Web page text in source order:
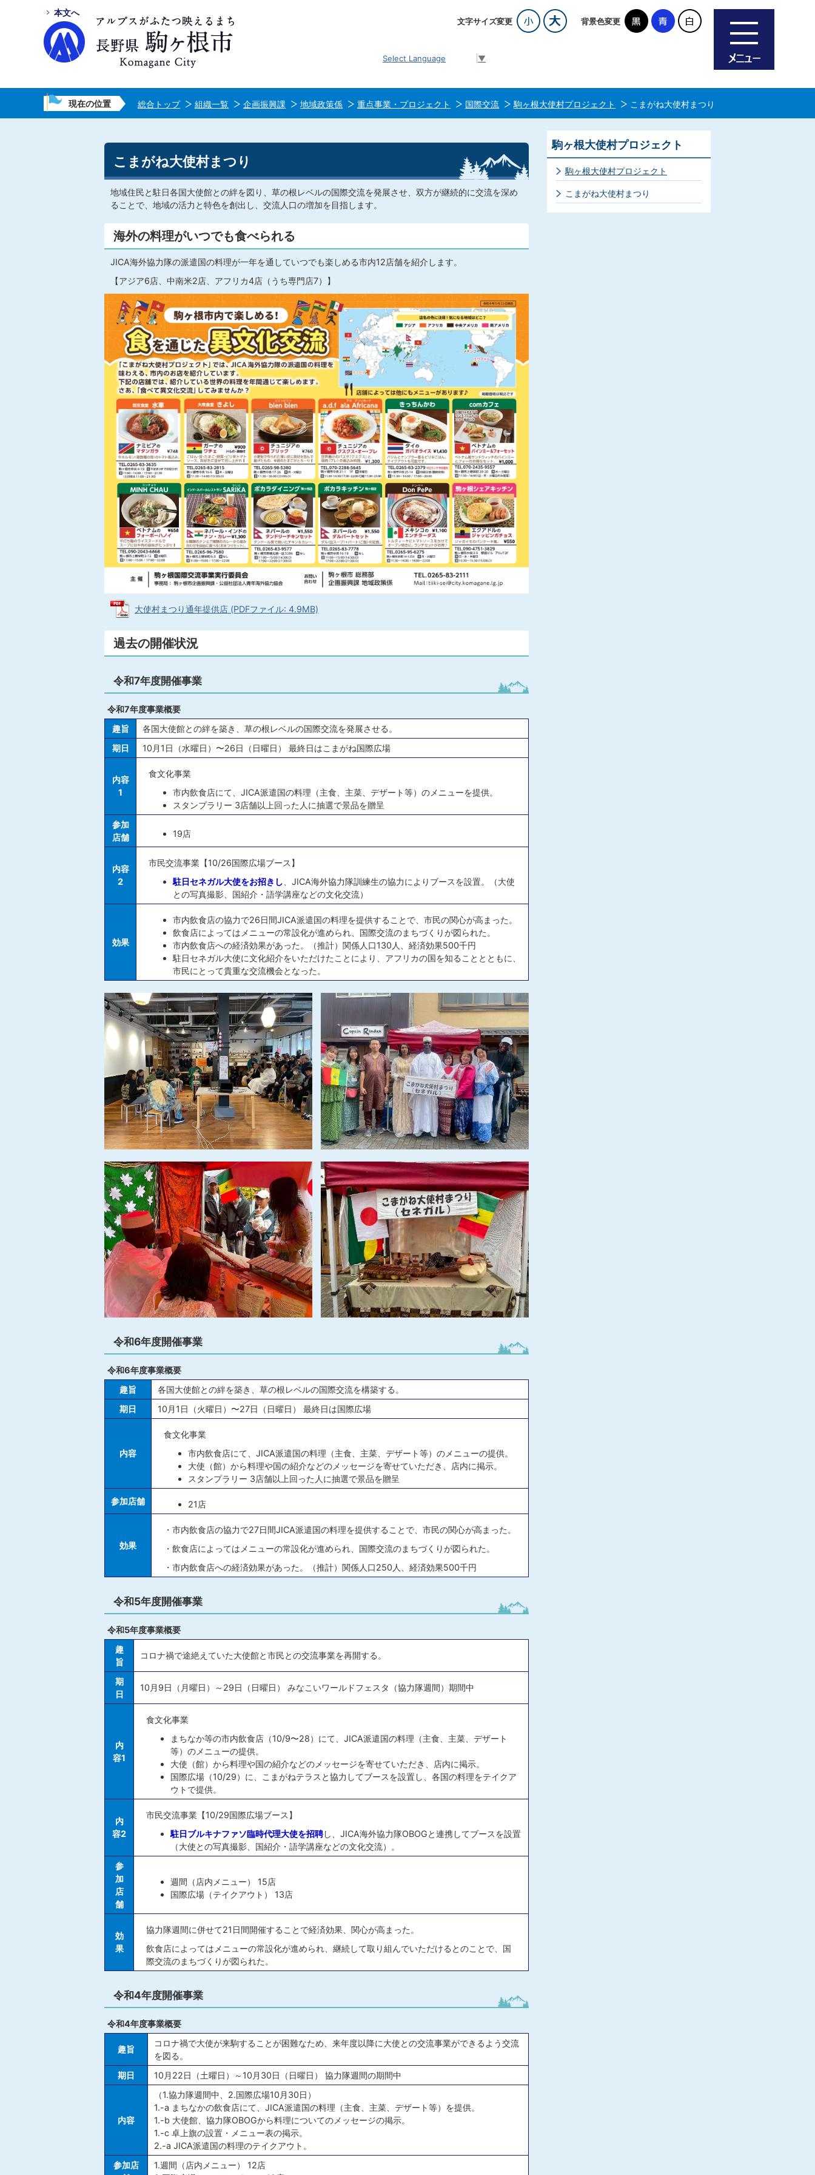
本文へ
文字サイズ変更 背景色変更
Select Language ▼
現在の位置 総合トップ 組織一覧 企画振興課 地域政策係 重点事業・プロジェクト 国際交流 駒ヶ根大使村プロジェクト こまがね大使村まつり
こまがね大使村まつり
地域住民と駐日各国大使館との絆を図り、草の根レベルの国際交流を発展させ、双方が継続的に交流を深め
ることで、地域の活力と特色を創出し、交流人口の増加を目指します。
海外の料理がいつでも食べられる
JICA海外協力隊の派遣国の料理が一年を通していつでも楽しめる市内12店舗を紹介します。
【アジア6店、中南米2店、アフリカ4店（うち専門店7）】
大使村まつり通年提供店 (PDFファイル: 4.9MB)
過去の開催状況
令和7年度開催事業
令和7年度事業概要
趣旨
各国大使館との絆を築き、草の根レベルの国際交流を発展させる。
期日
10月1日（水曜日）〜26日（日曜日） 最終日はこまがね国際広場
内容
1
食文化事業
市内飲食店にて、JICA派遣国の料理（主食、主菜、デザート等）のメニューを提供。
スタンプラリー 3店舗以上回った人に抽選で景品を贈呈
参加
店舗
19店
内容
2
市民交流事業【10/26国際広場ブース】
駐日セネガル大使をお招きし、JICA海外協力隊訓練生の協力によりブースを設置。（大使
との写真撮影、国紹介・語学講座などの文化交流）
効果
市内飲食店の協力で26日間JICA派遣国の料理を提供することで、市民の関心が高まった。
飲食店によってはメニューの常設化が進められ、国際交流のまちづくりが図られた。
市内飲食店への経済効果があった。（推計）関係人口130人、経済効果500千円
駐日セネガル大使に文化紹介をいただけたことにより、アフリカの国を知ることとともに、
市民にとって貴重な交流機会となった。
令和6年度開催事業
令和6年度事業概要
趣旨
各国大使館との絆を築き、草の根レベルの国際交流を構築する。
期日
10月1日（火曜日）〜27日（日曜日） 最終日は国際広場
内容
食文化事業
市内飲食店にて、JICA派遣国の料理（主食、主菜、デザート等）のメニューの提供。
大使（館）から料理や国の紹介などのメッセージを寄せていただき、店内に掲示。
スタンプラリー 3店舗以上回った人に抽選で景品を贈呈
参加店舗 21店
効果
・市内飲食店の協力で27日間JICA派遣国の料理を提供することで、市民の関心が高まった。
・飲食店によってはメニューの常設化が進められ、国際交流のまちづくりが図られた。
・市内飲食店への経済効果があった。（推計）関係人口250人、経済効果500千円
令和5年度開催事業
令和5年度事業概要
趣
旨
コロナ禍で途絶えていた大使館と市民との交流事業を再開する。
期
日
10月9日（月曜日）～29日（日曜日） みなこいワールドフェスタ（協力隊週間）期間中
内
容1
食文化事業
まちなか等の市内飲食店（10/9〜28）にて、JICA派遣国の料理（主食、主菜、デザート
等）のメニューの提供。
大使（館）から料理や国の紹介などのメッセージを寄せていただき、店内に掲示。
国際広場（10/29）に、こまがねテラスと協力してブースを設置し、各国の料理をテイクア
ウトで提供。
内
容2
市民交流事業【10/29国際広場ブース】
駐日ブルキナファソ臨時代理大使を招聘し、JICA海外協力隊OBOGと連携してブースを設置
（大使との写真撮影、国紹介・語学講座などの文化交流）。
参
加
店
舗
週間（店内メニュー） 15店
国際広場（テイクアウト） 13店
効
果
協力隊週間に併せて21日間開催することで経済効果、関心が高まった。
飲食店によってはメニューの常設化が進められ、継続して取り組んでいただけるとのことで、国
際交流のまちづくりが図られた。
令和4年度開催事業
令和4年度事業概要
趣旨
コロナ禍で大使が来駒することが困難なため、来年度以降に大使との交流事業ができるよう交流
を図る。
期日
10月22日（土曜日）～10月30日（日曜日） 協力隊週間の期間中
内容
（1.協力隊週間中、2.国際広場10月30日）
1.-a まちなかの飲食店にて、JICA派遣国の料理（主食、主菜、デザート等）を提供。
1.-b 大使館、協力隊OBOGから料理についてのメッセージの掲示。
1.-c 卓上旗の設置・メニュー表の掲示。
2.-a JICA派遣国の料理のテイクアウト。
参加店
1.週間（店内メニュー） 12店
駒ヶ根大使村プロジェクト
駒ヶ根大使村プロジェクト
こまがね大使村まつり